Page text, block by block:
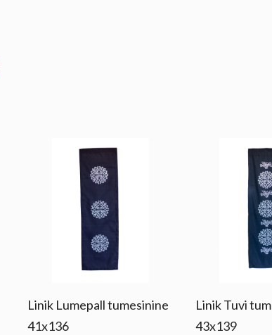
Linik Lumepall tumesinine
41x136
Linik Tuvi
43x139